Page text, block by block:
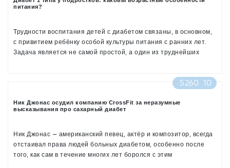
питания?
Трудности воспитания детей с диабетом связаны, в основном,
с привитием ребёнку особой культуры питания с ранних лет.
Задача является не самой простой, а один из труднейших
5260 10
Ник Джонас осудил компанию CrossFit за неразумные
высказывания про сахарный диабет
Ник Джонас — американский певец, актёр и композитор, всегда
отстаивал права людей больных диабетом, особенно после
того, как сам в течение многих лет боролся с этим